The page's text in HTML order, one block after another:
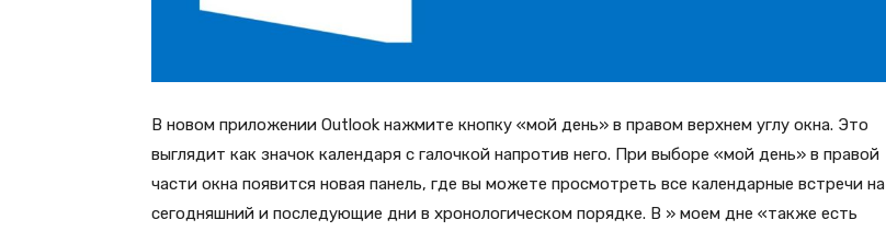
В новом приложении Outlook нажмите кнопку «мой день» в правом верхнем углу окна. Это
выглядит как значок календаря с галочкой напротив него. При выборе «мой день» в правой
части окна появится новая панель, где вы можете просмотреть все календарные встречи на
сегодняшний и последующие дни в хронологическом порядке. В » моем дне «также есть